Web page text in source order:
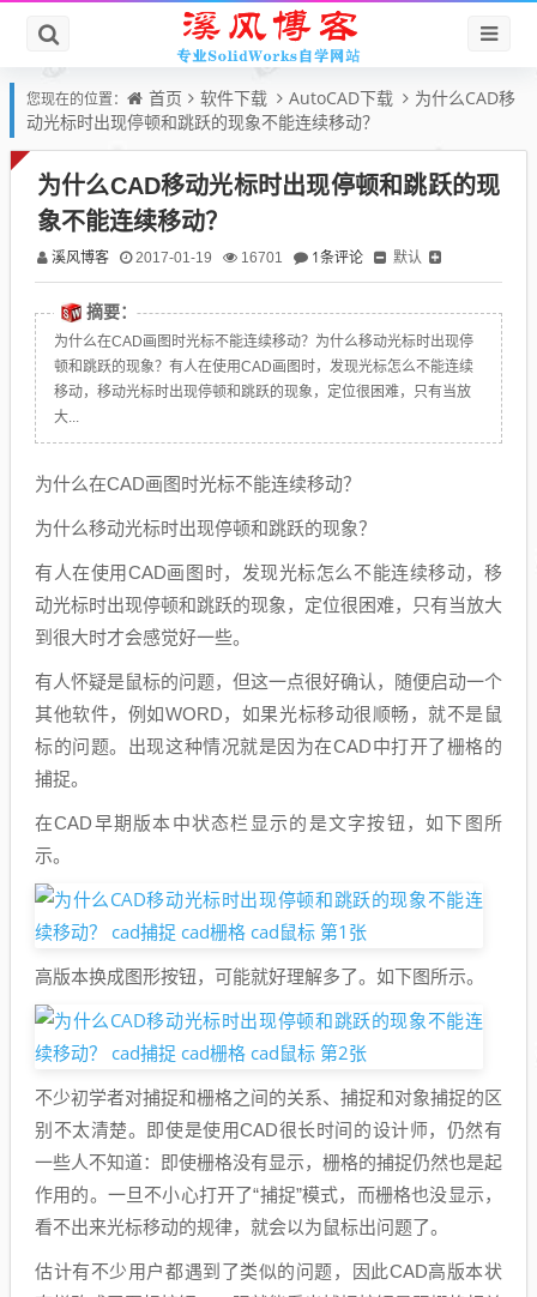
您现在的位置： 首页 软件下载 AutoCAD下载
为什么CAD移
动光标时出现停顿和跳跃的现象不能连续移动？
为什么CAD移动光标时出现停顿和跳跃的现
象不能连续移动？
溪风博客 2017-01-19 16701 1条评论 默认
摘要：
为什么在CAD画图时光标不能连续移动？为什么移动光标时出现停
顿和跳跃的现象？有人在使用CAD画图时，发现光标怎么不能连续
移动，移动光标时出现停顿和跳跃的现象，定位很困难，只有当放
大...
为什么在CAD画图时光标不能连续移动？
为什么移动光标时出现停顿和跳跃的现象？
有人在使用CAD画图时，发现光标怎么不能连续移动，移
动光标时出现停顿和跳跃的现象，定位很困难，只有当放大
到很大时才会感觉好一些。
有人怀疑是鼠标的问题，但这一点很好确认，随便启动一个
其他软件，例如WORD，如果光标移动很顺畅，就不是鼠
标的问题。出现这种情况就是因为在CAD中打开了栅格的
捕捉。
在CAD早期版本中状态栏显示的是文字按钮，如下图所
示。
高版本换成图形按钮，可能就好理解多了。如下图所示。
不少初学者对捕捉和栅格之间的关系、捕捉和对象捕捉的区
别不太清楚。即使是使用CAD很长时间的设计师，仍然有
一些人不知道：即使栅格没有显示，栅格的捕捉仍然也是起
作用的。一旦不小心打开了“捕捉”模式，而栅格也没显示，
看不出来光标移动的规律，就会以为鼠标出问题了。
估计有不少用户都遇到了类似的问题，因此CAD高版本状